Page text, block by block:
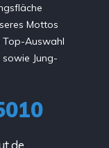
Mottos
Top-Auswahl
Jung-